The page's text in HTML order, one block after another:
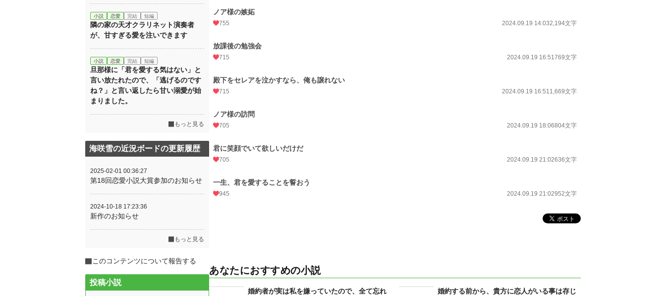
ノア様の嫉妬
755 2024.09.19 14:032,194文字
放課後の勉強会
715 2024.09.19 16:51769文字
殿下をセレアを泣かすなら、俺も譲れない
715 2024.09.19 16:511,669文字
ノア様の訪問
705 2024.09.19 18:06804文字
君に笑顔でいて欲しいだけだ
705 2024.09.19 21:02636文字
一生、君を愛することを誓おう
945 2024.09.19 21:02952文字
あなたにおすすめの小説
婚約者が実は私を嫌っていたので、全て忘れ
婚約する前から、貴方に恋人がいる事は存じ
小説 恋愛 完結 短編
隣の家の天才クラリネット演奏者
が、甘すぎる愛を注いできます
小説 恋愛 完結 短編
旦那様に「君を愛する気はない」と
言い放たれたので、「逃げるのです
ね？」と言い返したら甘い溺愛が始
まりました。
もっと見る
海咲雪の近況ボードの更新履歴
2025-02-01 00:36:27
第18回恋愛小説大賞参加のお知らせ
2024-10-18 17:23:36
新作のお知らせ
もっと見る
このコンテンツについて報告する
投稿小説